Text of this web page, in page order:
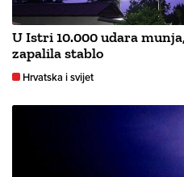
U Istri 10.000 udara
zapalila stablo
Hrvatska i svijet